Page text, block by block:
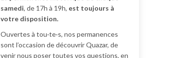
samedi, de 17h à 19h, est toujours à
votre disposition.
Ouvertes à tou·te·s, nos permanences
sont l’occasion de découvrir Quazar, de
venir nous poser toutes vos questions, en